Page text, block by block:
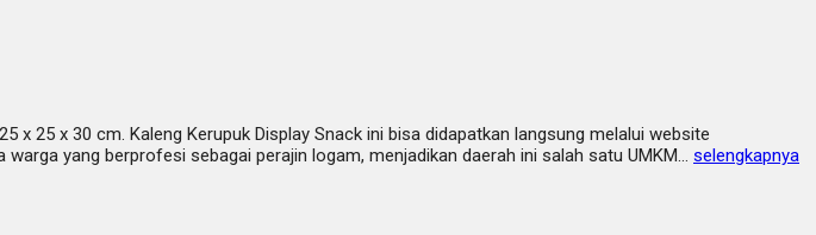
x 25 x 30 cm. Kaleng Kerupuk Display Snack ini bisa didapatkan langsung melalui website
yang berprofesi sebagai perajin logam, menjadikan daerah ini salah satu UMKM… selengkapnya